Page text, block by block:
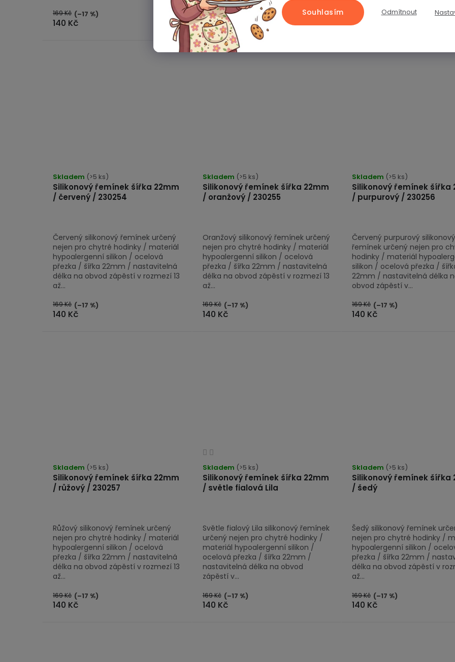
Odmítnout
Souhlasím
140 Kč
169 Kč (–17 %)
140 Kč
169 Kč (–17 %)
140 Kč
169 Kč (–17 %)
Silikonový řemínek šířka 22mm
/ červený / 230254
Skladem (>5 ks)
140 Kč
169 Kč (–17 %)
Červený silikonový řemínek určený
nejen pro chytré hodinky / materiál
hypoalergenní silikon / ocelová
přezka / šířka 22mm / nastavitelná
délka na obvod zápěstí v rozmezí 13
až...
Silikonový řemínek šířka 22mm
/ oranžový / 230255
Skladem (>5 ks)
140 Kč
169 Kč (–17 %)
Oranžový silikonový řemínek určený
nejen pro chytré hodinky / materiál
hypoalergenní silikon / ocelová
přezka / šířka 22mm / nastavitelná
délka na obvod zápěstí v rozmezí 13
až...
Silikonový řemínek šířka
/ purpurový / 230256
Skladem (>5 ks)
140 Kč
169 Kč (–17 %)
Červený purpurový silikonový
řemínek určený nejen pro
hodinky / materiál
silikon / ocelová přezka /
22mm / nastavitelná délka
obvod zápěstí v...
Silikonový řemínek šířka 22mm
/ růžový / 230257
hodnocení
produktu
je
5
hvězdiček.
Skladem (>5 ks)
140 Kč
169 Kč (–17 %)
Růžový silikonový řemínek určený
nejen pro chytré hodinky / materiál
hypoalergenní silikon / ocelová
přezka / šířka 22mm / nastavitelná
délka na obvod zápěstí v rozmezí 13
až...
Silikonový řemínek šířka 22mm
/ světle fialová Lila
Průměrné
hodnocení
produktu
je
5
hvězdiček.
Skladem (>5 ks)
140 Kč
169 Kč (–17 %)
Světle fialový Lila silikonový řemínek
určený nejen pro chytré hodinky /
materiál hypoalergenní silikon /
ocelová přezka / šířka 22mm /
nastavitelná délka na obvod
zápěstí v...
Silikonový řemínek šířka
/ šedý
Skladem (>5 ks)
140 Kč
169 Kč (–17 %)
Šedý silikonový řemínek
nejen pro chytré hodinky /
hypoalergenní silikon /
přezka / šířka 22mm /
délka na obvod zápěstí v
až...